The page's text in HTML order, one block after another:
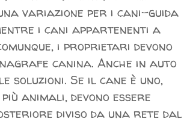
variazione per i cani-guida
i cani appartenenti a
i proprietari devono
canina. Anche in auto
soluzioni. Se il cane è uno,
animali, devono essere
diviso da una rete dal